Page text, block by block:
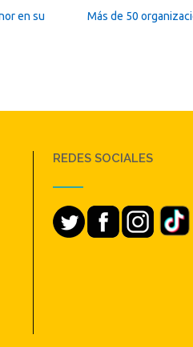
Más de 50
en su
REDES SOCIALES